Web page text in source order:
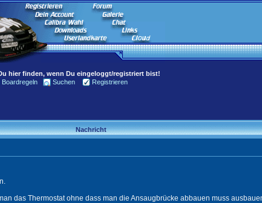
hier finden, wenn Du eingeloggt/registriert bist!
Boardregeln Suchen Registrieren
Nachricht
das Thermostat ohne dass man die Ansaugbrücke abbauen muss